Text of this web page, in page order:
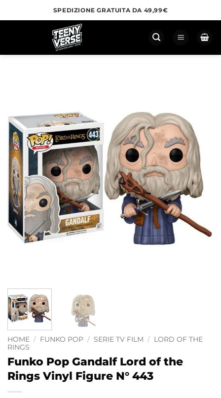
ai
SPEDIZIONE GRATUITA DA 49,99€
HOME / FUNKO POP / SERIE TV FILM / LORD OF THE
RINGS
Funko Pop Gandalf Lord of the
Rings Vinyl Figure N° 443